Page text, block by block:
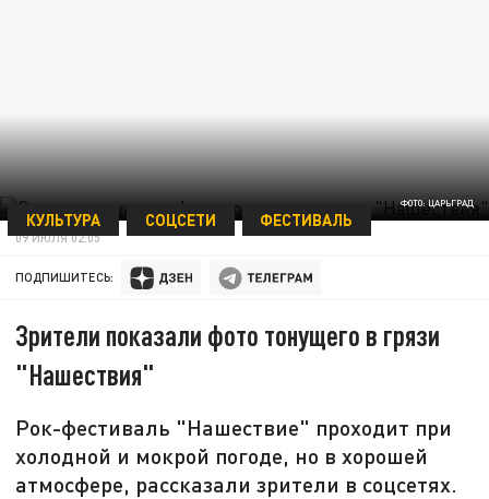
ФОТО: ЦАРЬГРАД
КУЛЬТУРА СОЦСЕТИ ФЕСТИВАЛЬ
09 ИЮЛЯ 02:05
ПОДПИШИТЕСЬ:
Зрители показали фото тонущего в грязи
"Нашествия"
Рок-фестиваль "Нашествие" проходит при
холодной и мокрой погоде, но в хорошей
атмосфере, рассказали зрители в соцсетях.